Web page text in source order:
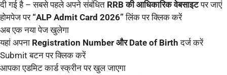
दी गई है – सबसे पहले अपने संबंधित RRB की आधिकारिक वेबसाइटपर जाएं
होमपेज पर “ALP Admit Card 2026” लिंक पर क्लिक करें
अब एक नया पेज खुलेगा
यहां अपना Registration Number और Date of Birth दर्ज करें
Submit बटन पर क्लिक करें
आपका एडमिट कार्ड स्क्रीन पर खुल जाएगा